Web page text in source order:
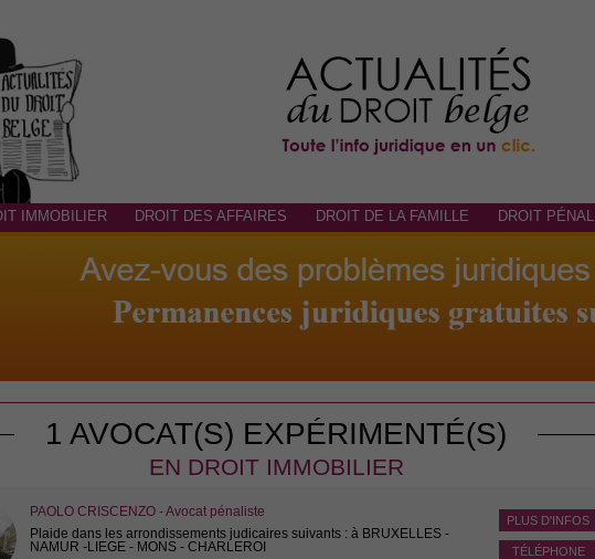
IMMOBILIER DROIT DES AFFAIRES DROIT DE LA FAMILLE DROIT PÉNAL
1 AVOCAT(S) EXPÉRIMENTÉ(S)
EN DROIT IMMOBILIER
PLUS D'INFOS
TÉLÉPHONE
PAOLO CRISCENZO - Avocat pénaliste
Plaide dans les arrondissements judicaires suivants : à BRUXELLES -
NAMUR -LIEGE - MONS - CHARLEROI